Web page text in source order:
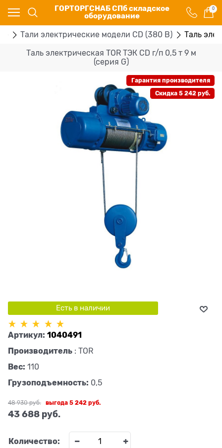
ГОРТОРГСНАБ СПб складское
оборудование
0
Тали электрические модели CD (380 В) Таль
Таль электрическая TOR ТЭК CD г/п 0,5 т 9 м
(серия G)
Гарантия производителя
Скидка 5 242 руб.
Есть в наличии
Артикул: 1040491
Производитель : TOR
Вес: 110
Грузоподъемность: 0,5
48 930 руб.
43 688 руб.
выгода5 242 руб.
Количество: